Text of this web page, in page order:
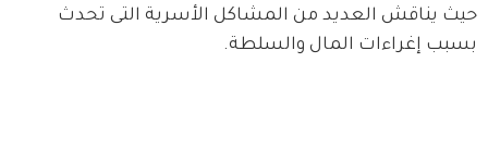
حيث يناقش العديد من المشاكل الأسرية التى تحدث
بسبب إغراءات المال والسلطة.